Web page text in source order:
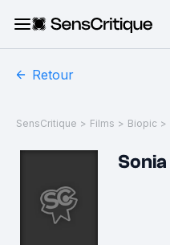
Retour
SensCritique > Films > Biopic >
Sonia